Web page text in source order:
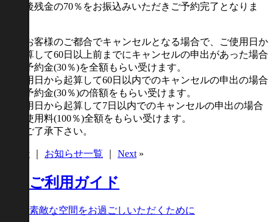
その後残金の70％をお振込みいただきご予約完了となりま
もしお客様のご都合でキャンセルとなる場合で、ご使用日か
ら起算して60日以上前までにキャンセルの申出があった場合
には予約金(30％)を全額もらい受けます。
ご使用日から起算して60日以内でのキャンセルの申出の場合
には予約金(30％)の倍額をもらい受けます。
ご使用日から起算して7日以内でのキャンセルの申出の場合
には使用料(100％)全額をもらい受けます。
予めご了承下さい。
Prev お知らせ一覧 Next »
ご利用ガイド
素敵な空間をお過ごしいただくために